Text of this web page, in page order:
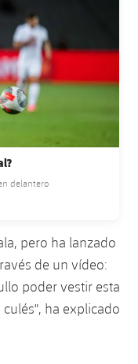
delantero
pero ha lanzado
de un vídeo:
poder vestir esta
ha explicado